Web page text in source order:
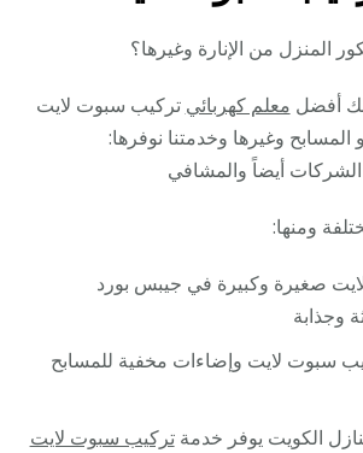
المنزل من الإنارة وغيرها؟
أفضل معلم كهربائي تركيب سبوت لايت
وغيرها وخدمتنا نوفرها:
الشركات أيضاً والمشافي
ومنها:
صغيرة وكبيرة في جيبس بورد
وجذابة
سبوت لايت وإضاءات مخفية للمسابح
الكويت يوفر خدمةتركيب سبوت لايت